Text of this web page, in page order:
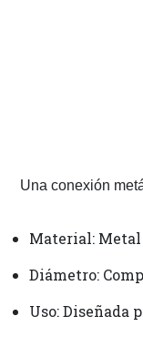
Una conexión
Material:
Diámetro:
Uso: Diseñada